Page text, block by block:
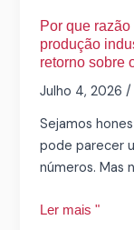
Por que
produção
retorno sobre
Julho 4, 2026
Sejamos
pode parecer
números. Mas
industrial
de
macarrão
aumenta
retorno
sobre
o
Ler mais "